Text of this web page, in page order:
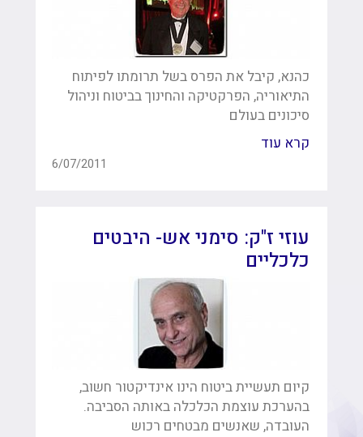
כהנא, קיבל את הפרס בשל תרומתו לפיתוח
התיאוריה, הפרקטיקה והחינוך בביטוח וניהול
סיכונים בעולם
קרא עוד
6/07/2011
עוזי ז"ק: סימני אש- היבטים
כלכליים
קיום תעשיית ביטוח הינו אינדיקטור חשוב,
בהערכת עוצמת הכלכלה באותה הסביבה.
העובדה, שאנשים מבטחים רכוש